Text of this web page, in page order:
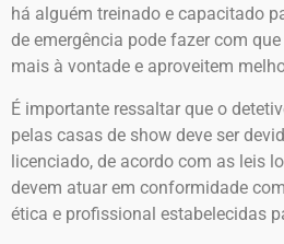
há alguém treinado e capacitado
de emergência pode fazer com
mais à vontade e aproveitem
É importante ressaltar que o
pelas casas de show deve ser
licenciado, de acordo com as leis
devem atuar em conformidade
ética e profissional estabelecidas